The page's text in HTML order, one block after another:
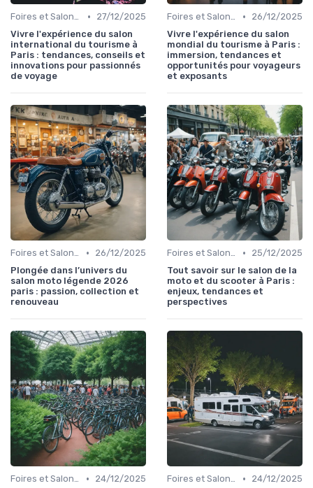
Foires et Salons Grand Public •
27/12/2025
Vivre l'expérience du salon
international du tourisme à
Paris : tendances, conseils et
innovations pour passionnés
de voyage
Foires et Salons Grand Public •
26/12/2025
Vivre l'expérience du salon
mondial du tourisme à Paris :
immersion, tendances et
opportunités pour voyageurs
et exposants
Foires et Salons Grand Public •
26/12/2025
Plongée dans l’univers du
salon moto légende 2026
paris : passion, collection et
renouveau
Foires et Salons Grand Public •
25/12/2025
Tout savoir sur le salon de la
moto et du scooter à Paris :
enjeux, tendances et
perspectives
Foires et Salons Grand Public •
24/12/2025
Foires et Salons Grand Public •
24/12/2025